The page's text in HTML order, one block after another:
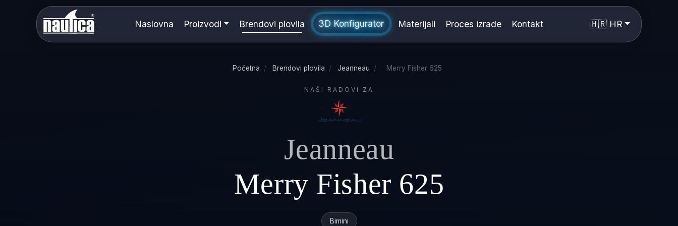
Naslovna Proizvodi Brendovi plovila 3D Konfigurator Materijali Proces izrade Kontakt 🇭🇷 HR
Početna / Brendovi plovila / Jeanneau / Merry Fisher 625
NAŠI RADOVI ZA
Jeanneau
Merry Fisher 625
Bimini